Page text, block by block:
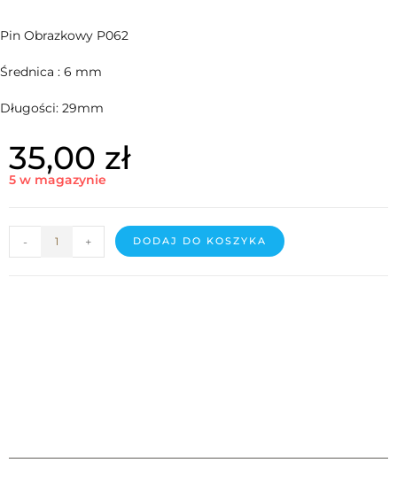
Pin Obrazkowy P062
Średnica : 6 mm
Długości: 29mm
35,00 zł
5 w magazynie
- + DODAJ DO KOSZYKA